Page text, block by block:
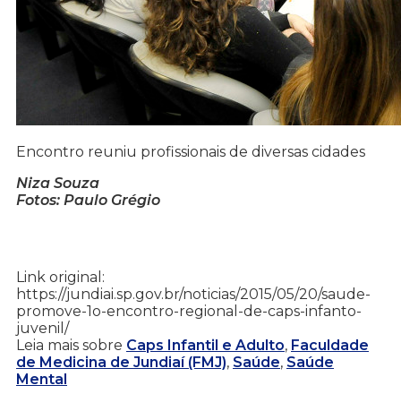
Encontro reuniu profissionais de diversas cidades
Niza Souza
Fotos: Paulo Grégio
Link original:
https://jundiai.sp.gov.br/noticias/2015/05/20/saude-
promove-1o-encontro-regional-de-caps-infanto-
juvenil/
Leia mais sobre Caps Infantil e Adulto, Faculdade
de Medicina de Jundiaí (FMJ), Saúde, Saúde
Mental